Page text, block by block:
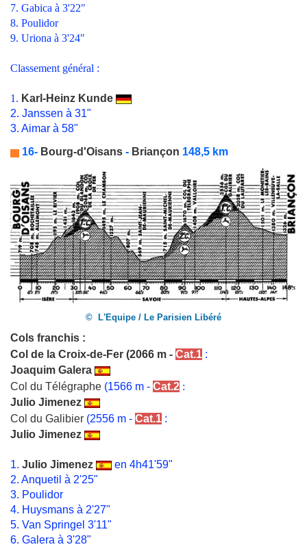
7. Gabica à 3'22"
8. Poulidor
9. Uriona à 3'24"
Classement général :
1. Karl-Heinz Kunde
2. Janssen à 31"
3. Aimar à 58"
16- Bourg-d'Oisans - Briançon 148,5 km
© L'Equipe / Le Parisien Libéré
Cols franchis :
Col de la Croix-de-Fer (2066 m - Cat.1 :
Joaquim Galera
Col du Télégraphe (1566 m - Cat.2 :
Julio Jimenez
Col du Galibier (2556 m - Cat.1 :
Julio Jimenez
1. Julio Jimenez
en 4h41'59"
2. Anquetil à 2'25"
3. Poulidor
4. Huysmans à 2'27"
5. Van Springel 3'11"
6. Galera à 3'28"